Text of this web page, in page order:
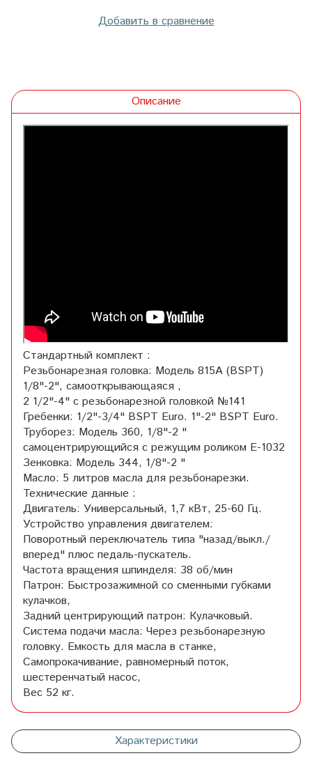
Добавить в сравнение
Описание
Стандартный комплект :
Резьбонарезная головка: Модель 815A (BSPT)
1/8"-2", самооткрывающаяся ,
2 1/2"-4" с резьбонарезной головкой №141
Гребенки: 1/2"-3/4" BSPT Euro. 1"-2" BSPT Euro.
Труборез: Модель 360, 1/8"-2 "
самоцентрирующийся с режущим роликом Е-1032
Зенковка: Модель 344, 1/8"-2 "
Масло: 5 литров масла для резьбонарезки.
Технические данные :
Двигатель: Универсальный, 1,7 кВт, 25-60 Гц.
Устройство управления двигателем:
Поворотный переключатель типа "назад/выкл./
вперед" плюс педаль-пускатель.
Частота вращения шпинделя: 38 об/мин
Патрон: Быстрозажимной со сменными губками
кулачков,
Задний центрирующий патрон: Кулачковый.
Система подачи масла: Через резьбонарезную
головку. Емкость для масла в станке,
Самопрокачивание, равномерный поток,
шестеренчатый насос,
Вес 52 кг.
Характеристики